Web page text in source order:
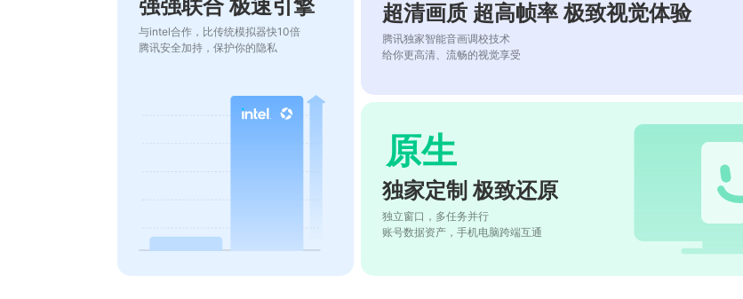
强强联合 极速引擎
与intel合作，比传统模拟器快10倍
腾讯安全加持，保护你的隐私
超清画质 超高帧率 极致视觉体验
腾讯独家智能音画调校技术
给你更高清、流畅的视觉享受
原生
独家定制 极致还原
独立窗口，多任务并行
账号数据资产，手机电脑跨端互通